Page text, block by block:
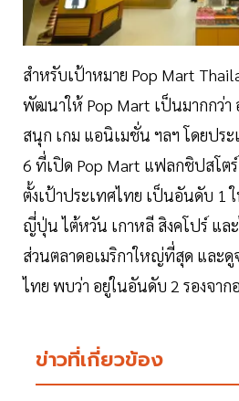
สำหรับเป้าหมาย Pop Mart
พัฒนาให้ Pop Mart เป็นมากกว่า
สนุก เกม แอนิเมชั่น ฯลฯ โดยปร
6 ที่เปิด Pop Mart แฟลกชิปสโต
ตั้งเป้าประเทศไทย เป็นอันดับ 1
ญี่ปุ่น ไต้หวัน เกาหลี สิงคโปร์ แล
ส่วนตลาดอเมริกาใหญ่ที่สุด และ
ไทย พบว่า อยู่ในอันดับ 2 รองจาก
ข่าวที่เกี่ยวข้อง